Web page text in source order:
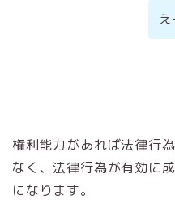
権利能力があれば法律行
なく、法律行為が有効に
になります。